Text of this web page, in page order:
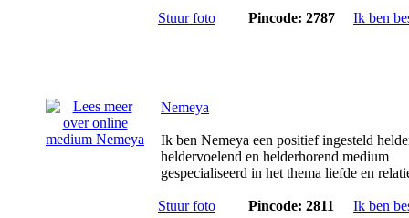
Stuur foto Pincode: 2787 Ik ben
Nemeya
Ik ben Nemeya een positief ingesteld
heldervoelend en helderhorend medium
gespecialiseerd in het thema liefde en
Stuur foto Pincode: 2811 Ik ben